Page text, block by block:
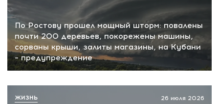
По Ростову прошел мощный шторм: повалены
почти 200 деревьев, покорежены машины,
сорваны крыши, залиты магазины, на Кубани
– предупреждение
26 июля 2026
ЖИЗНЬ